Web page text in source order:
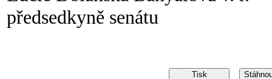
předsedkyně senátu